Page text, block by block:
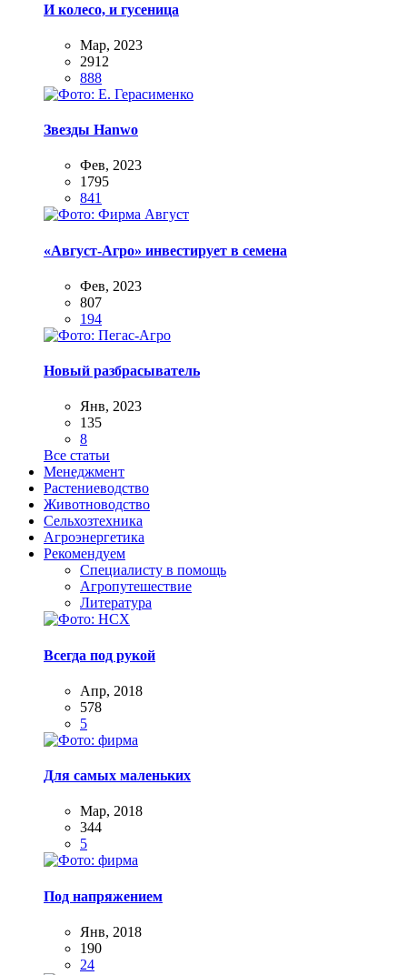
И колесо, и гусеница
Мар, 2023
2912
888
Звезды Hanwo
Фев, 2023
1795
841
«Август-Агро» инвестирует в семена
Фев, 2023
807
194
Новый разбрасыватель
Янв, 2023
135
8
Все статьи
Менеджмент
Растениеводство
Животноводство
Сельхозтехника
Агроэнергетика
Рекомендуем
Специалисту в помощь
Агропутешествие
Литература
Всегда под рукой
Апр, 2018
578
5
Для самых маленьких
Мар, 2018
344
5
Под напряжением
Янв, 2018
190
24